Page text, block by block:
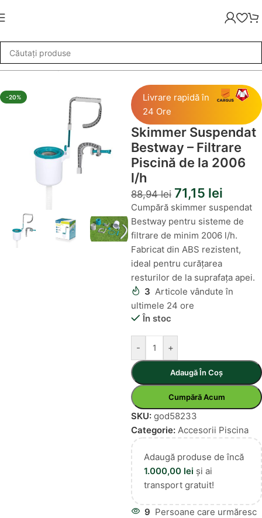
Skimmer Suspendat Bestway – Filtrare Piscină de la 2006 l/h
-20%
Livrare rapidă în
24 Ore
Skimmer Suspendat
Bestway – Filtrare
Piscină de la 2006
l/h
88,94lei 71,15 lei
Cumpără skimmer suspendat
Bestway pentru sisteme de
filtrare de minim 2006 l/h.
Fabricat din ABS rezistent,
ideal pentru curățarea
resturilor de la suprafața apei.
3 Articole vândute în
ultimele 24 ore
În stoc
- +
Adaugă În Coș
Cumpără Acum
SKU: god58233
Categorie: Accesorii Piscina
Adaugă produse de încă
1.000,00 lei și ai
transport gratuit!
9 Persoane care urmăresc